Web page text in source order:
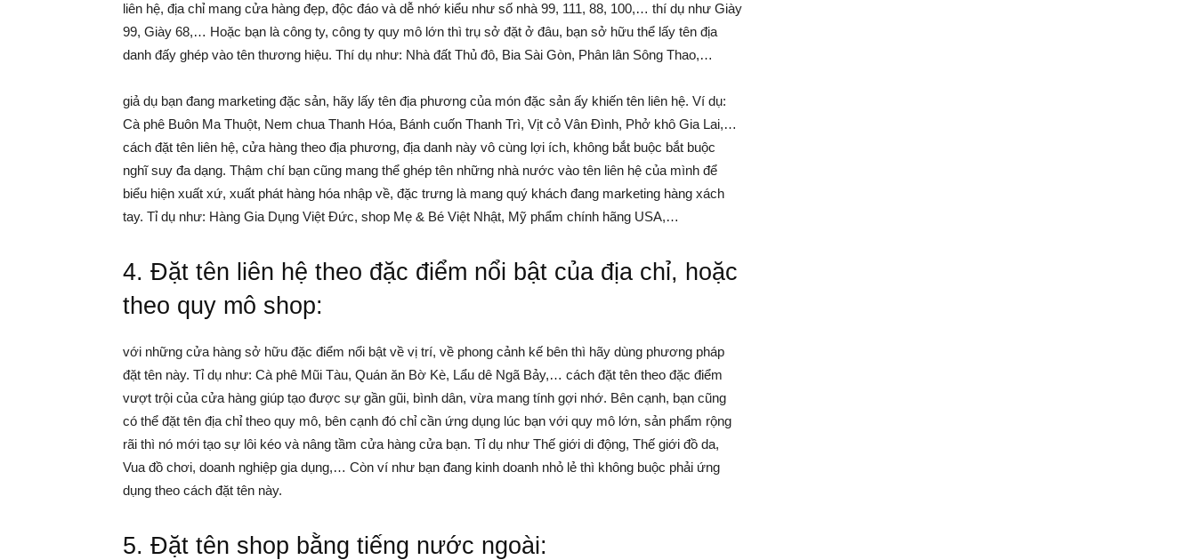
liên hệ, địa chỉ mang cửa hàng đẹp, độc đáo và dễ nhớ kiểu như số nhà 99, 111, 88, 100,… thí dụ như Giày
99, Giày 68,… Hoặc bạn là công ty, công ty quy mô lớn thì trụ sở đặt ở đâu, bạn sở hữu thể lấy tên địa
danh đấy ghép vào tên thương hiệu. Thí dụ như: Nhà đất Thủ đô, Bia Sài Gòn, Phân lân Sông Thao,…
giả dụ bạn đang marketing đặc sản, hãy lấy tên địa phương của món đặc sản ấy khiến tên liên hệ. Ví dụ:
Cà phê Buôn Ma Thuột, Nem chua Thanh Hóa, Bánh cuốn Thanh Trì, Vịt cỏ Vân Đình, Phở khô Gia Lai,…
cách đặt tên liên hệ, cửa hàng theo địa phương, địa danh này vô cùng lợi ích, không bắt buộc bắt buộc
nghĩ suy đa dạng. Thậm chí bạn cũng mang thể ghép tên những nhà nước vào tên liên hệ của mình để
biểu hiện xuất xứ, xuất phát hàng hóa nhập về, đặc trưng là mang quý khách đang marketing hàng xách
tay. Tỉ dụ như: Hàng Gia Dụng Việt Đức, shop Mẹ & Bé Việt Nhật, Mỹ phẩm chính hãng USA,…
4. Đặt tên liên hệ theo đặc điểm nổi bật của địa chỉ, hoặc
theo quy mô shop:
với những cửa hàng sở hữu đặc điểm nổi bật về vị trí, về phong cảnh kế bên thì hãy dùng phương pháp
đặt tên này. Tỉ dụ như: Cà phê Mũi Tàu, Quán ăn Bờ Kè, Lẩu dê Ngã Bảy,… cách đặt tên theo đặc điểm
vượt trội của cửa hàng giúp tạo được sự gần gũi, bình dân, vừa mang tính gợi nhớ. Bên cạnh, bạn cũng
có thể đặt tên địa chỉ theo quy mô, bên cạnh đó chỉ cần ứng dụng lúc bạn với quy mô lớn, sản phẩm rộng
rãi thì nó mới tạo sự lôi kéo và nâng tầm cửa hàng cửa bạn. Tỉ dụ như Thế giới di động, Thế giới đồ da,
Vua đồ chơi, doanh nghiệp gia dụng,… Còn ví như bạn đang kinh doanh nhỏ lẻ thì không buộc phải ứng
dụng theo cách đặt tên này.
5. Đặt tên shop bằng tiếng nước ngoài: